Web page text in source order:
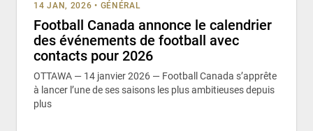
14 JAN, 2026 • GÉNÉRAL
Football Canada annonce le calendrier
des événements de football avec
contacts pour 2026
OTTAWA — 14 janvier 2026 — Football Canada s’apprête
à lancer l’une de ses saisons les plus ambitieuses depuis
plus